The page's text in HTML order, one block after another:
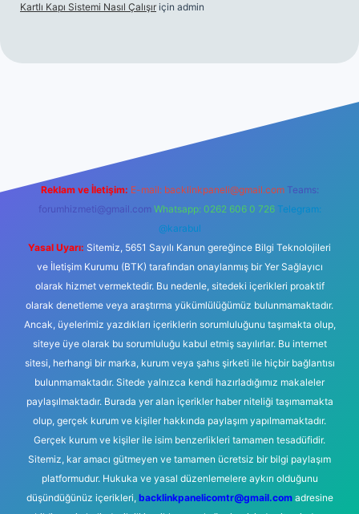
Kartlı Kapı Sistemi Nasıl Çalışır için admin
Reklam ve İletişim: E-mail: backlinkpaneli@gmail.com Teams:
forumhizmeti@gmail.com Whatsapp: 0262 606 0 726 Telegram:
@karabul
Yasal Uyarı: Sitemiz, 5651 Sayılı Kanun gereğince Bilgi Teknolojileri
ve İletişim Kurumu (BTK) tarafından onaylanmış bir Yer Sağlayıcı
olarak hizmet vermektedir. Bu nedenle, sitedeki içerikleri proaktif
olarak denetleme veya araştırma yükümlülüğümüz bulunmamaktadır.
Ancak, üyelerimiz yazdıkları içeriklerin sorumluluğunu taşımakta olup,
siteye üye olarak bu sorumluluğu kabul etmiş sayılırlar. Bu internet
sitesi, herhangi bir marka, kurum veya şahıs şirketi ile hiçbir bağlantısı
bulunmamaktadır. Sitede yalnızca kendi hazırladığımız makaleler
paylaşılmaktadır. Burada yer alan içerikler haber niteliği taşımamakta
olup, gerçek kurum ve kişiler hakkında paylaşım yapılmamaktadır.
Gerçek kurum ve kişiler ile isim benzerlikleri tamamen tesadüfidir.
Sitemiz, kar amacı gütmeyen ve tamamen ücretsiz bir bilgi paylaşım
platformudur. Hukuka ve yasal düzenlemelere aykırı olduğunu
düşündüğünüz içerikleri, backlinkpanelicomtr@gmail.comadresine